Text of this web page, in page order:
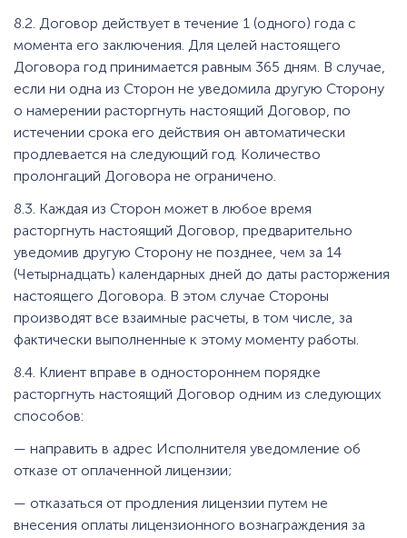
8.2. Договор действует в течение 1 (одного) года с
момента его заключения. Для целей настоящего
Договора год принимается равным 365 дням. В случае,
если ни одна из Сторон не уведомила другую Сторону
о намерении расторгнуть настоящий Договор, по
истечении срока его действия он автоматически
продлевается на следующий год. Количество
пролонгаций Договора не ограничено.
8.3. Каждая из Сторон может в любое время
расторгнуть настоящий Договор, предварительно
уведомив другую Сторону не позднее, чем за 14
(Четырнадцать) календарных дней до даты расторжения
настоящего Договора. В этом случае Стороны
производят все взаимные расчеты, в том числе, за
фактически выполненные к этому моменту работы.
8.4. Клиент вправе в одностороннем порядке
расторгнуть настоящий Договор одним из следующих
способов:
— направить в адрес Исполнителя уведомление об
отказе от оплаченной лицензии;
— отказаться от продления лицензии путем не
внесения оплаты лицензионного вознаграждения за